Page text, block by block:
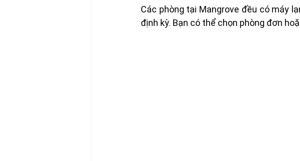
Các phòng tại Mangrove đều có máy
định kỳ. Bạn có thể chọn phòng đơn